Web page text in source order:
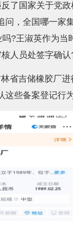
了国家关于党政
问，全国哪一家
?王淑英作为当
人员处签字确认
省吉储橡胶厂进
些备案登记行为